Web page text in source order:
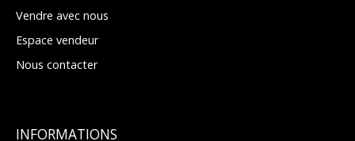
Vendre avec nous
Espace vendeur
Nous contacter
INFORMATIONS